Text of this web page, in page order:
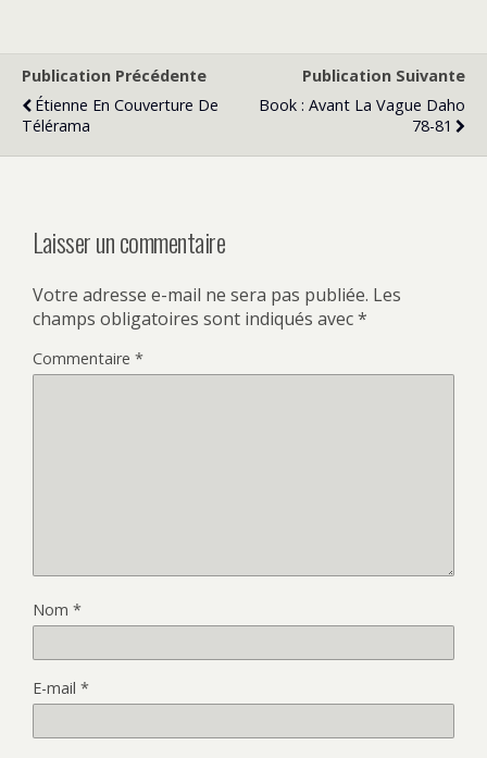
Publication Précédente
Étienne En Couverture De
Télérama
Publication Suivante
Book : Avant La Vague Daho
78-81
Laisser un commentaire
Votre adresse e-mail ne sera pas publiée. Les
champs obligatoires sont indiqués avec*
Commentaire *
Nom *
E-mail *